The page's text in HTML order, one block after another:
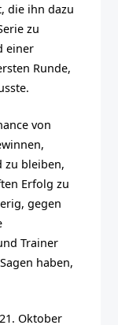
die ihn dazu
zu
einer
Runde,
von
zu bleiben,
Erfolg zu
gegen
Trainer
haben,
Oktober